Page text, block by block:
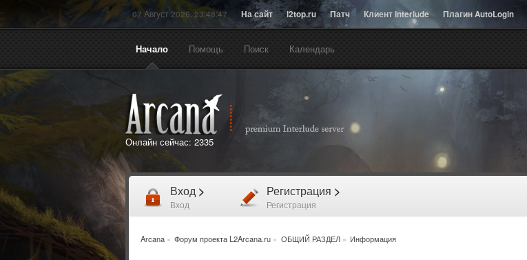
07 Август 2026, 23:48:47 На сайт l2top.ru Патч Клиент Interlude Плагин AutoLogin
Начало Помощь Поиск Календарь
Онлайн сейчас: 2335
Вход >
Вход
Регистрация >
Регистрация
Arcana» Форум проекта L2Arcana.ru » ОБЩИЙ РАЗДЕЛ» Информация